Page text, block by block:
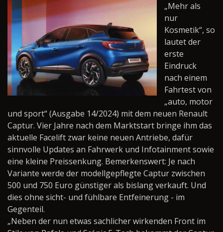
„Mehr als
nur
Kosmetik“, so
lautet der
erste
Eindruck
nach einem
Fahrtest von
„auto, motor
und sport“ (Ausgabe 14/2024) mit dem neuen Renault
Captur. Vier Jahre nach dem Marktstart bringe ihm das
aktuelle Facelift zwar keine neuen Antriebe, dafür
sinnvolle Updates an Fahrwerk und Infotainment sowie
eine kleine Preissenkung. Bemerkenswert: Je nach
Variante werde der modellgepflegte Captur zwischen
500 und 750 Euro günstiger als bislang verkauft. Und
dies ohne sicht- und fühlbare Entfeinerung - im
Gegenteil.
„Neben der nun etwas sachlicher wirkenden Front im